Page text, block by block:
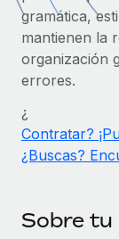
Integra y
PEO
Integra
ETAPAS DE
Descubre
Guías y
Nederlands
Français
Deutsch
Español
gramática,
mantienen la
organización
errores.
¿
Contratar?
¿Buscas?
Sobre tu